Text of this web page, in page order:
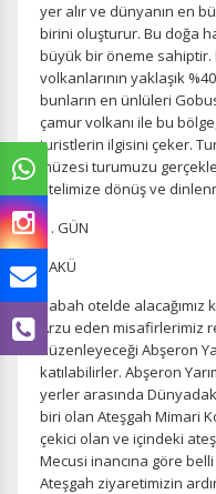
yer alır ve dünyanın en
birini oluşturur. Bu doğa
büyük bir öneme
volkanlarının yaklaşık
bunların en ünlüleri
çamur volkanı ile bu
turistlerin ilgisini çeker.
müzesi turumuzu
otelimize dönüş ve
3 . GÜN
BAKÜ
Sabah otelde alacağımız
Arzu eden misafirlerimiz
düzenleyeceği Abşeron
katılabilirler. Abşeron
yerler arasında
biri olan Ateşgah Mimari
çekici olan ve içindeki
Mecusi inancına göre
Ateşgah ziyaretimizin